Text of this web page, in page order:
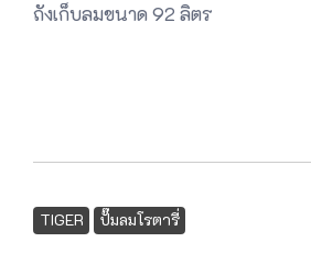
ถังเก็บลมขนาด 92 ลิตร
TIGER ปั๊มลมโรตารี่